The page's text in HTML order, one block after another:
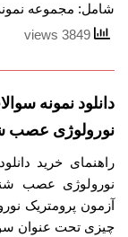
شامل: مجموعه
دانلود نمونه
نورولوژی عصب
راهنمای خرید
نورولوژی عصب
چیزی تحت عنوان